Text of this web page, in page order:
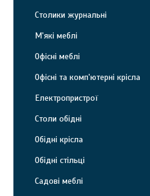
Столики журнальні
М'які меблі
Офісні меблі
Офісні та комп'ютерні крісла
Електропристрої
Столи обідні
Обідні крісла
Обідні стільці
Садові меблі